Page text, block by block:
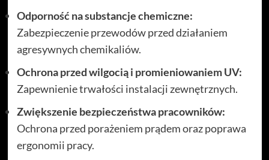
Odporność na substancje chemiczne:
Zabezpieczenie przewodów przed działaniem
agresywnych chemikaliów.
Ochrona przed wilgocią i promieniowaniem UV:
Zapewnienie trwałości instalacji zewnętrznych.
Zwiększenie bezpieczeństwa pracowników:
Ochrona przed porażeniem prądem oraz poprawa
ergonomii pracy.